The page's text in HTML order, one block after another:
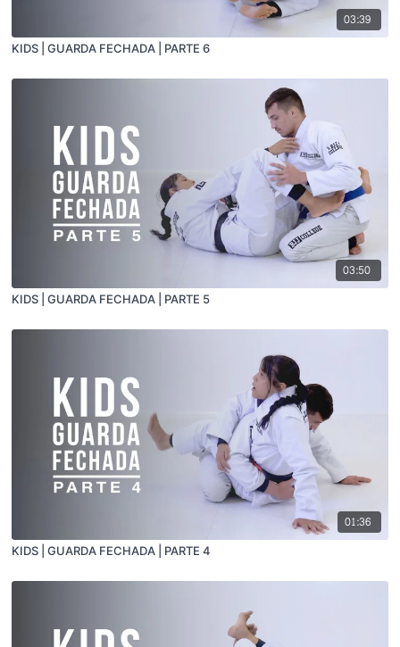
03:39
KIDS | GUARDA FECHADA | PARTE 6
03:50
KIDS | GUARDA FECHADA | PARTE 5
01:36
KIDS | GUARDA FECHADA | PARTE 4